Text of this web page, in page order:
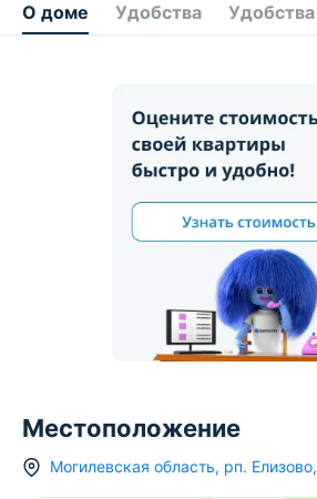
О доме Удобства Удобства
Местоположение
Могилевская область, рп. Елизово,